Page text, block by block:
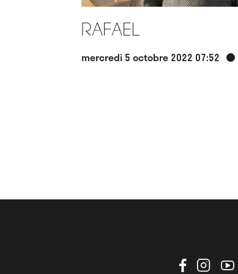
Rafael
mercredi 5 octobre 2022 07:52